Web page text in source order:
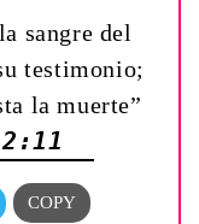
sangre del
testimonio;
la muerte”